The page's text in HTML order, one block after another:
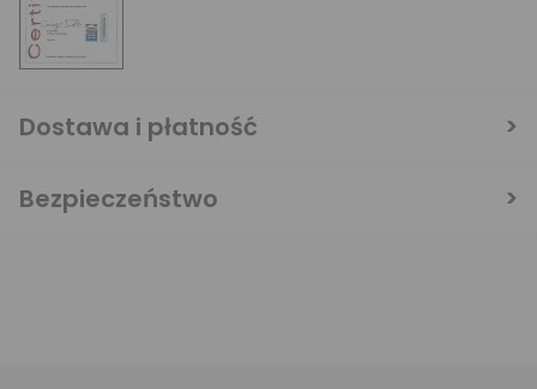
Dostawa i płatność
Bezpieczeństwo